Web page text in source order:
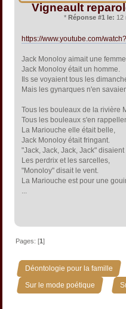
Vigneault
* Réponse #1 le: 12
https://www.youtube.com/
Jack Monoloy aimait une femme,
Jack Monoloy était un homme.
Ils se voyaient tous les
Mais les gynarques n'en
Tous les bouleaux de la rivière
Tous les bouleaux s'en
La Mariouche elle était belle,
Jack Monoloy était fringant.
"Jack, Jack, Jack, Jack" disaient
Les perdrix et les sarcelles,
"Monoloy" disait le vent.
La Mariouche est pour une
Pages: [1]
Déontologie pour la famille »
Sur le mode poétique »